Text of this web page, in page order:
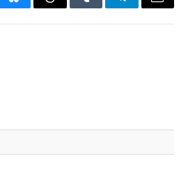
BlueskyThreadsTumblrTelegramEmail